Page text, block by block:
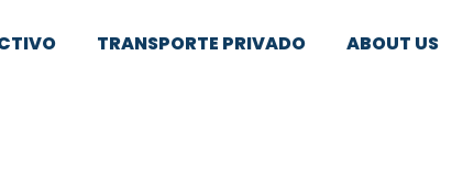
TRANSPORTE PRIVADO ABOUT US